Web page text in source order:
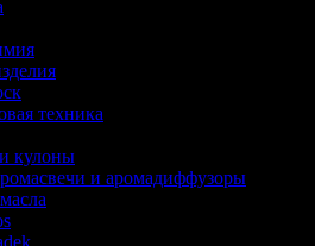
техника
кулоны
и аромадиффузоры